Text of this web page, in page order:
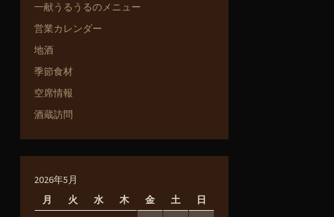
一献うるうるのメニュー
営業カレンダー
地酒
季節食材
空席情報
酒蔵訪問
2026年5月
月
火 水 木 金 土 日